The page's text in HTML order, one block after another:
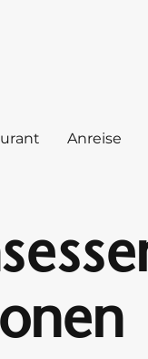
Anreise